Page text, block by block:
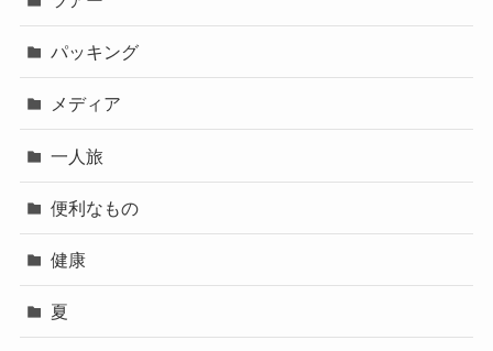
パッキング
メディア
一人旅
便利なもの
健康
夏